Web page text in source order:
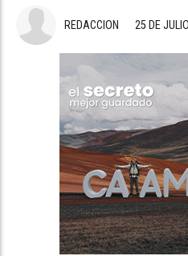
25 DE
REDACCION